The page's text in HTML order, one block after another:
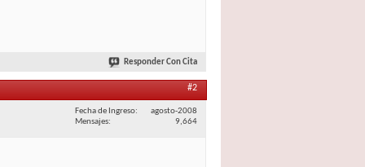
Responder Con Cita
#2
Fecha de Ingreso
agosto-2008
Mensajes
9,664